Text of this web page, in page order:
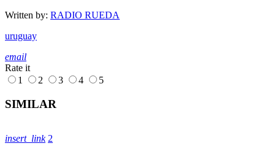
Written by: RADIO RUEDA
uruguay
email
Rate it
1
2 3 4 5
SIMILAR
insert_link 2